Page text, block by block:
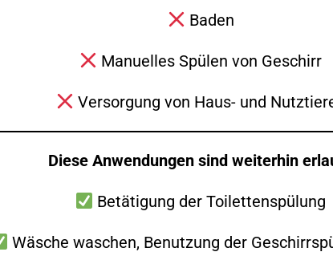
Folge uns auch gerne auf Social
Baden
Manuelles Spülen von Geschirr
Versorgung von Haus- und
Diese Anwendungen sind weiterhin
Betätigung der Toilettenspülung
Wäsche waschen, Benutzung der